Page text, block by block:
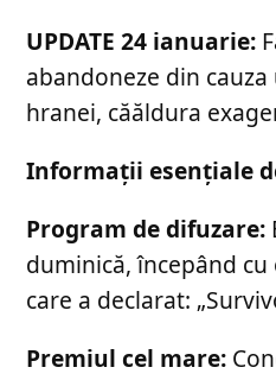
UPDATE 24 ianuarie:
abandoneze din
hranei, căăldura
Informații esențiale
Program de difuzare:
duminică, începând
care a declarat:
Premiul cel mare: